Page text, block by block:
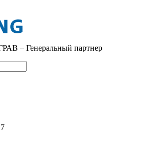
– Генеральный партнер